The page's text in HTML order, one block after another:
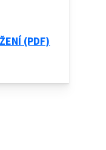
(PDF)